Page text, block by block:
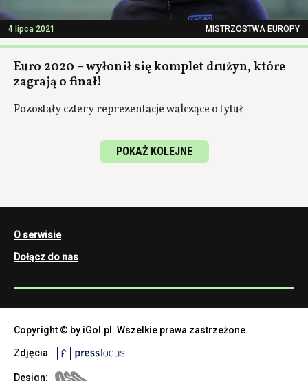
4 lipca 2021 MISTRZOSTWA EUROPY
Euro 2020 – wyłonił się komplet drużyn, które
zagrają o finał!
Pozostały cztery reprezentacje walczące o tytuł
POKAŻ KOLEJNE
O serwisie
Dołącz do nas
Copyright © by iGol.pl. Wszelkie prawa zastrzeżone.
Zdjęcia:
Design: